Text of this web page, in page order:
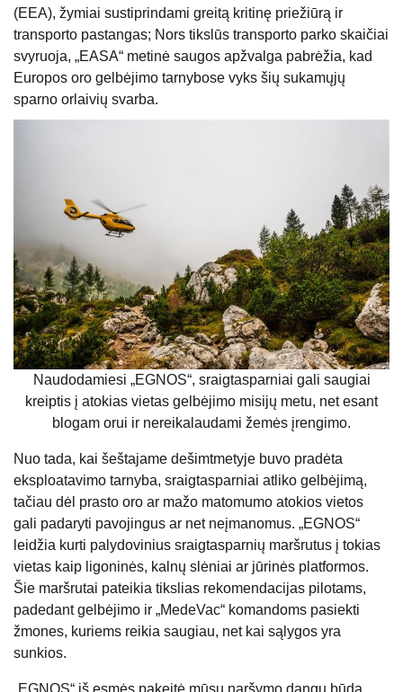
(EEA), žymiai sustiprindami greitą kritinę priežiūrą ir
transporto pastangas; Nors tikslūs transporto parko skaičiai
svyruoja, „EASA“ metinė saugos apžvalga pabrėžia, kad
Europos oro gelbėjimo tarnybose vyks šių sukamųjų
sparno orlaivių svarba.
Naudodamiesi „EGNOS“, sraigtasparniai gali saugiai
kreiptis į atokias vietas gelbėjimo misijų metu, net esant
blogam orui ir nereikalaudami žemės įrengimo.
Nuo tada, kai šeštajame dešimtmetyje buvo pradėta
eksploatavimo tarnyba, sraigtasparniai atliko gelbėjimą,
tačiau dėl prasto oro ar mažo matomumo atokios vietos
gali padaryti pavojingus ar net neįmanomus. „EGNOS“
leidžia kurti palydovinius sraigtasparnių maršrutus į tokias
vietas kaip ligoninės, kalnų slėniai ar jūrinės platformos.
Šie maršrutai pateikia tikslias rekomendacijas pilotams,
padedant gelbėjimo ir „MedeVac“ komandoms pasiekti
žmones, kuriems reikia saugiau, net kai sąlygos yra
sunkios.
„EGNOS“ iš esmės pakeitė mūsų naršymo dangų būdą,